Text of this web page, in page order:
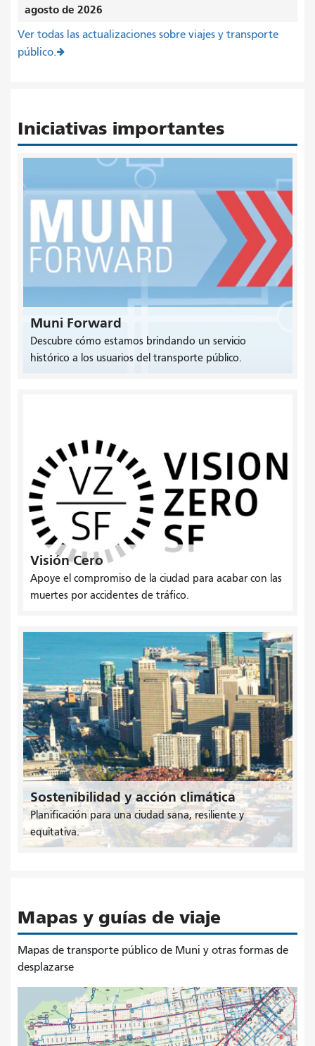
agosto de 2026
Ver todas las actualizaciones sobre viajes y transporte
público.
Iniciativas importantes
Muni Forward
Descubre cómo estamos brindando un servicio
histórico a los usuarios del transporte público.
Visión Cero
Apoye el compromiso de la ciudad para acabar con las
muertes por accidentes de tráfico.
Sostenibilidad y acción climática
Planificación para una ciudad sana, resiliente y
equitativa.
Mapas y guías de viaje
Mapas de transporte público de Muni y otras formas de
desplazarse